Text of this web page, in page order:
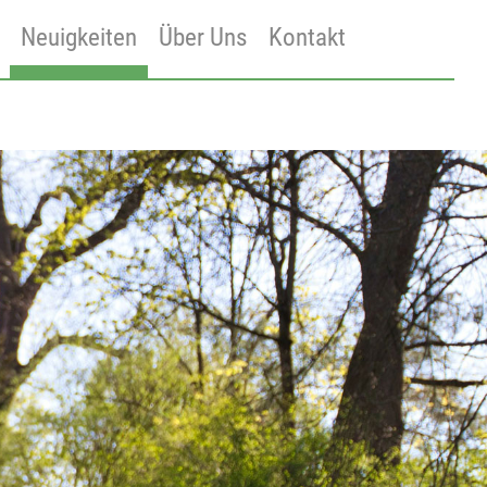
Neuigkeiten Über Uns Kontakt